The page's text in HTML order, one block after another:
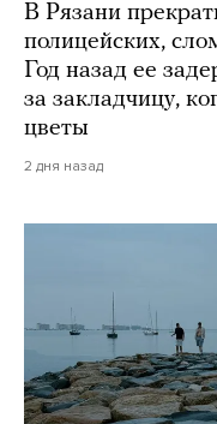
В Рязани
полицейских,
Год назад ее
за закладчицу,
цветы
2 дня назад